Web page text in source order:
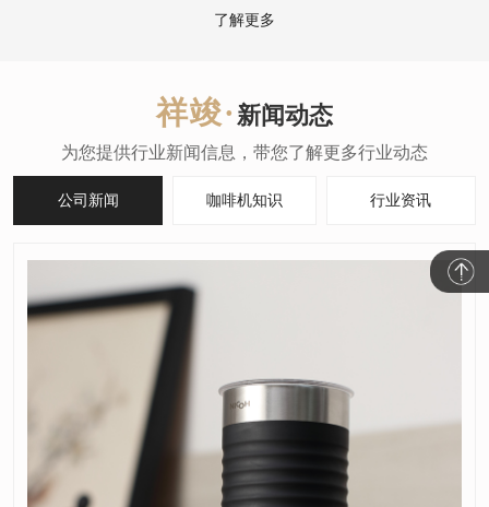
了解更多
新闻动态
公司新闻 咖啡机知识 行业资讯